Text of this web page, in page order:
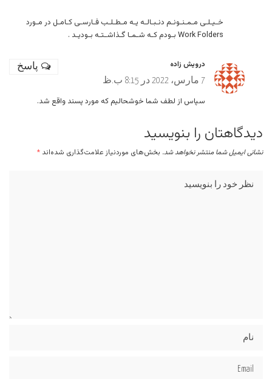
خـیـلـی مـمـنـونـم دنـبـالـه یـه مـطـلـب فـارسـی کـامـل در مـورد
Work Folders بـودم کـه شـمـا گـذاشـتـه بـودیـد .
درویش زاده
7 مارس، 2022 در 8:15 ب.ظ
سپاس از لطف شما خوشحالیم که مورد پسند واقع شد.
پاسخ
دیدگاهتان را بنویسید
نشانی ایمیل شما منتشر نخواهد شد. بخش‌های موردنیاز علامت‌گذاری شده‌اند *